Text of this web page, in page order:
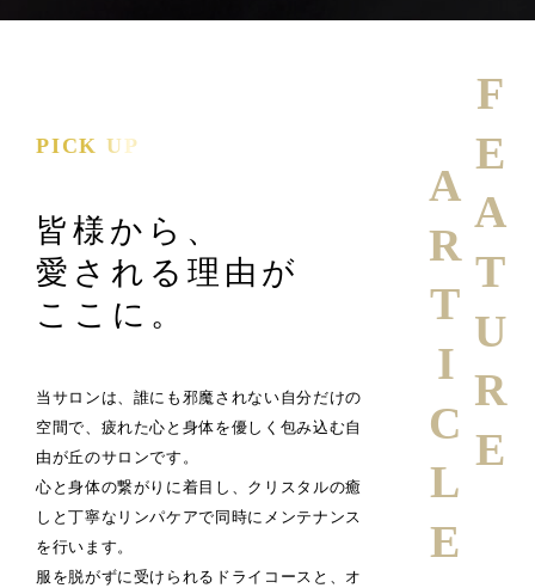
PICK UP
皆様から、
愛される理由が
ここに。
当サロンは、誰にも邪魔されない自分だけの
空間で、疲れた心と身体を優しく包み込む自
由が丘のサロンです。
心と身体の繋がりに着目し、クリスタルの癒
しと丁寧なリンパケアで同時にメンテナンス
を行います。
服を脱がずに受けられるドライコースと、オ
FEATURE
ARTICLE